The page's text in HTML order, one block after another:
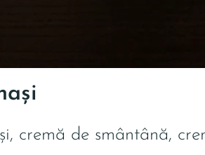
cremă de smântână,